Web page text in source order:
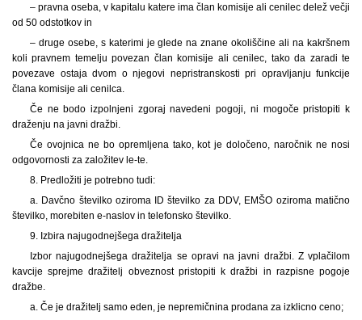
– pravna oseba, v kapitalu katere ima član komisije ali cenilec delež večji
od 50 odstotkov in
– druge osebe, s katerimi je glede na znane okoliščine ali na kakršnem
koli pravnem temelju povezan član komisije ali cenilec, tako da zaradi te
povezave ostaja dvom o njegovi nepristranskosti pri opravljanju funkcije
člana komisije ali cenilca.
Če ne bodo izpolnjeni zgoraj navedeni pogoji, ni mogoče pristopiti k
draženju na javni dražbi.
Če ovojnica ne bo opremljena tako, kot je določeno, naročnik ne nosi
odgovornosti za založitev le-te.
8. Predložiti je potrebno tudi:
a. Davčno številko oziroma ID številko za DDV, EMŠO oziroma matično
številko, morebiten e-naslov in telefonsko številko.
9. Izbira najugodnejšega dražitelja
Izbor najugodnejšega dražitelja se opravi na javni dražbi. Z vplačilom
kavcije sprejme dražitelj obveznost pristopiti k dražbi in razpisne pogoje
dražbe.
a. Če je dražitelj samo eden, je nepremičnina prodana za izklicno ceno;